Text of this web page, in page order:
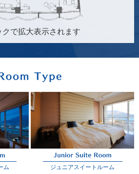
クで拡大表示されます
ム ジュニアスイートルーム